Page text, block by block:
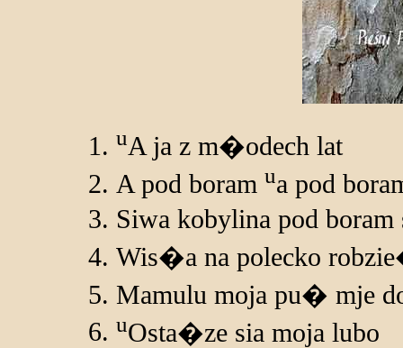
uA ja z m�odech lat
A pod boram ua pod
Siwa kobylina pod
Wis�a na polecko
Mamulu moja pu� mje
uOsta�ze sia moja lubo